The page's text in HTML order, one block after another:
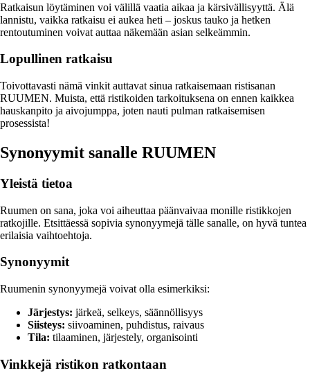
Ratkaisun löytäminen voi välillä vaatia aikaa ja kärsivällisyyttä. Älä
lannistu, vaikka ratkaisu ei aukea heti – joskus tauko ja hetken
rentoutuminen voivat auttaa näkemään asian selkeämmin.
Lopullinen ratkaisu
Toivottavasti nämä vinkit auttavat sinua ratkaisemaan ristisanan
RUUMEN. Muista, että ristikoiden tarkoituksena on ennen kaikkea
hauskanpito ja aivojumppa, joten nauti pulman ratkaisemisen
prosessista!
Synonyymit sanalle RUUMEN
Yleistä tietoa
Ruumen on sana, joka voi aiheuttaa päänvaivaa monille ristikkojen
ratkojille. Etsittäessä sopivia synonyymejä tälle sanalle, on hyvä tuntea
erilaisia vaihtoehtoja.
Synonyymit
Ruumenin synonyymejä voivat olla esimerkiksi:
Järjestys: järkeä, selkeys, säännöllisyys
Siisteys: siivoaminen, puhdistus, raivaus
Tila: tilaaminen, järjestely, organisointi
Vinkkejä ristikon ratkontaan